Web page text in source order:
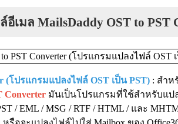
เมล MailsDaddy OST to PST
(โปรแกรมแปลงไฟล์ OST เป็น PST) : สำห
Converter มันเป็นโปรแกรมที่ใช้สำหรับแป
/ EML / MSG / RTF / HTML / และ